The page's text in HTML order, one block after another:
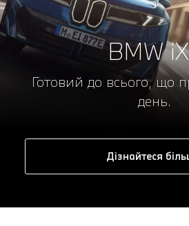
BMW
Готовий до всього, що
день.
Дізнайтеся